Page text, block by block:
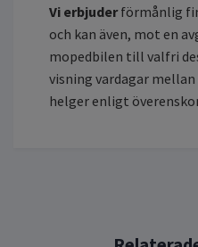
Vi erbjuder förmånlig
och kan även, mot en
mopedbilen till valfri
visning vardagar mellan
helger enligt